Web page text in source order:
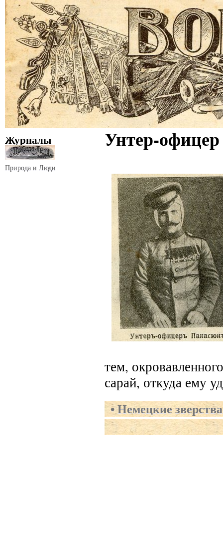
Унтер-
тем,
сарай, откуда ему
Немецкие зверства
Журналы
Природа и Люди